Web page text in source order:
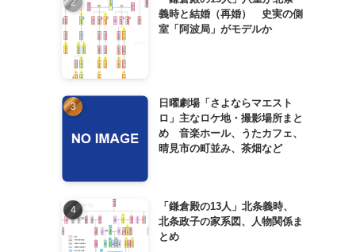
義時と結婚（再婚） 史実の側
室「阿波局」がモデルか
日曜劇場「さよならマエスト
ロ」主なロケ地・撮影場所まと
め 音楽ホール、うたカフェ、
晴見市の町並み、茶畑など
「鎌倉殿の13人」北条義時、
北条政子の家系図、人物関係ま
とめ